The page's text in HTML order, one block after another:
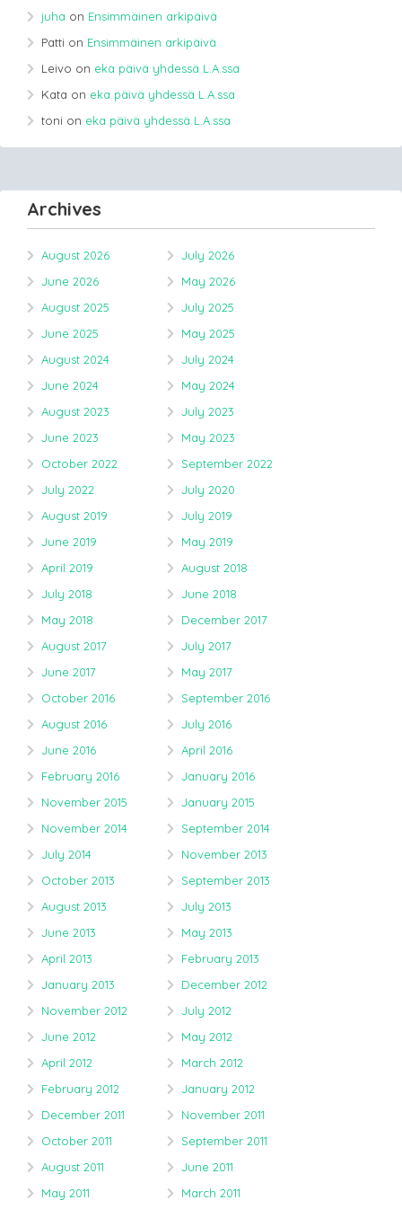
juha on Ensimmäinen arkipäivä
Patti on Ensimmäinen arkipäivä
Leivo on eka päivä yhdessä L.A.ssa
Kata on eka päivä yhdessä L.A.ssa
toni on eka päivä yhdessä L.A.ssa
Archives
August 2026
July 2026
June 2026
May 2026
August 2025
July 2025
June 2025
May 2025
August 2024
July 2024
June 2024
May 2024
August 2023
July 2023
June 2023
May 2023
October 2022
September 2022
July 2022
July 2020
August 2019
July 2019
June 2019
May 2019
April 2019
August 2018
July 2018
June 2018
May 2018
December 2017
August 2017
July 2017
June 2017
May 2017
October 2016
September 2016
August 2016
July 2016
June 2016
April 2016
February 2016
January 2016
November 2015
January 2015
November 2014
September 2014
July 2014
November 2013
October 2013
September 2013
August 2013
July 2013
June 2013
May 2013
April 2013
February 2013
January 2013
December 2012
November 2012
July 2012
June 2012
May 2012
April 2012
March 2012
February 2012
January 2012
December 2011
November 2011
October 2011
September 2011
August 2011
June 2011
May 2011
March 2011